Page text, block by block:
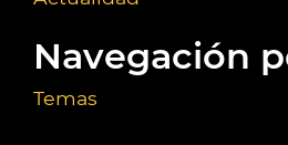
Navegación
Temas